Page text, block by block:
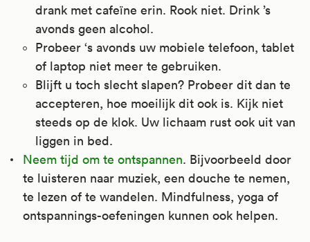
drank met cafeïne erin. Rook niet. Drink ’s
avonds geen alcohol.
Probeer ‘s avonds uw mobiele telefoon, tablet
of laptop niet meer te gebruiken.
Blijft u toch slecht slapen? Probeer dit dan te
accepteren, hoe moeilijk dit ook is. Kijk niet
steeds op de klok. Uw lichaam rust ook uit van
liggen in bed.
Neem tijd om te ontspannen. Bijvoorbeeld door
te luisteren naar muziek, een douche te nemen,
te lezen of te wandelen. Mindfulness, yoga of
ontspannings-oefeningen kunnen ook helpen.